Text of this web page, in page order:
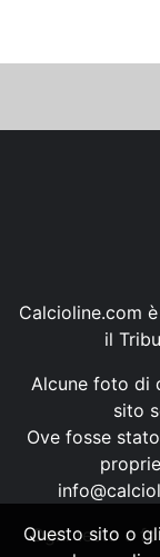
Calcioline.com
il
Alcune foto di
sito
Ove fosse
Ogni testo e
Questo sito o